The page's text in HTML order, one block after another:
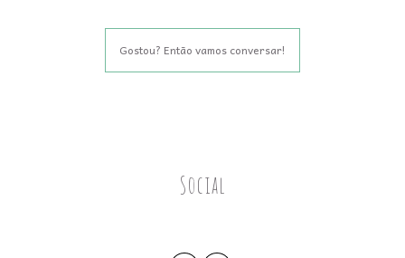
Gostou? Então vamos conversar!
Social